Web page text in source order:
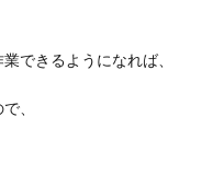
できるようになれば、
、